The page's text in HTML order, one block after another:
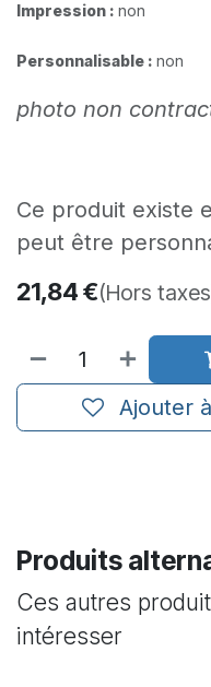
Impression : non
Personnalisable : non
photo non
Ce produit existe
peut être
21,84€(Hors
Ajouter
Produits
Ces autres
intéresser